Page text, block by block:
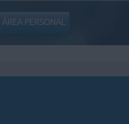
ÁREA PERSONAL